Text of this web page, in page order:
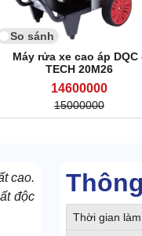
So sánh
Máy rửa xe cao áp DQC
TECH 20M26
14600000
15000000
Thời gian
cao.
độc